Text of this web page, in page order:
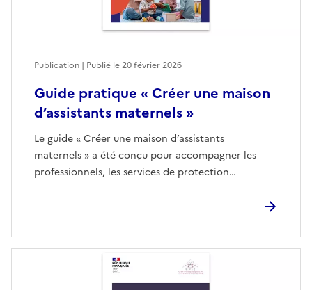
Guide pratique « Créer une maison
d’assistants maternels »
Le guide « Créer une maison d’assistants
maternels » a été conçu pour accompagner les
professionnels, les services de protection…
Publication | Publié le20 février 2026